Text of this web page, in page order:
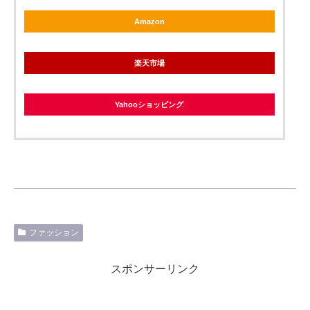
Amazon
楽天市場
Yahooショッピング
ファッション
スポンサーリンク